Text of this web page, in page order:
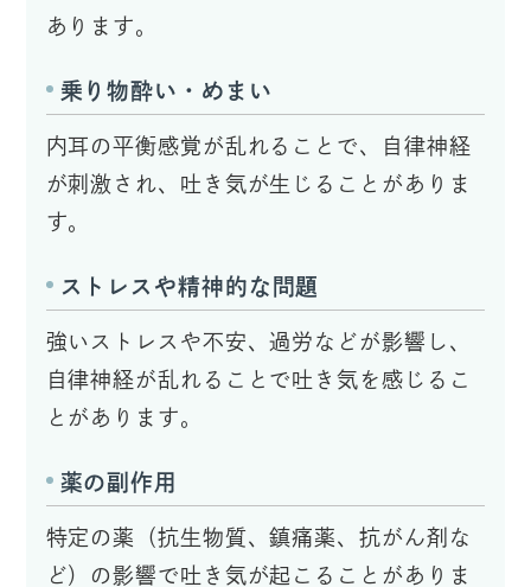
あります。
乗り物酔い・めまい
内耳の平衡感覚が乱れることで、自律神経
が刺激され、吐き気が生じることがありま
す。
ストレスや精神的な問題
強いストレスや不安、過労などが影響し、
自律神経が乱れることで吐き気を感じるこ
とがあります。
薬の副作用
特定の薬（抗生物質、鎮痛薬、抗がん剤な
ど）の影響で吐き気が起こることがありま